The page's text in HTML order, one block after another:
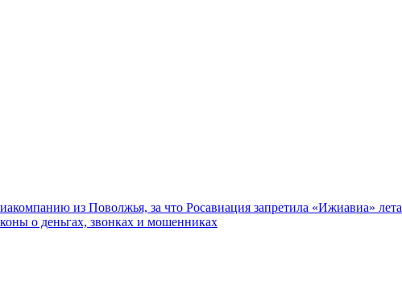
из Поволжья, за что Росавиация запретила «Ижиавиа»
о деньгах, звонках и мошенниках